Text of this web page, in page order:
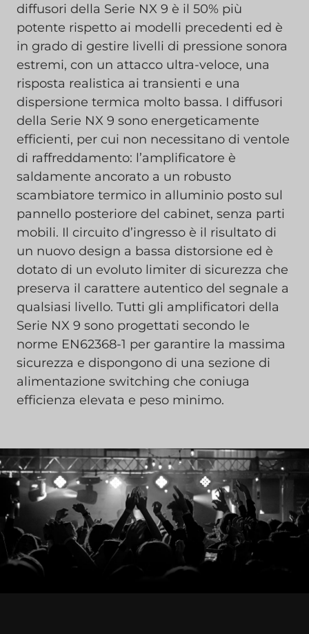
diffusori della Serie NX 9 è il 50% più
potente rispetto ai modelli precedenti ed è
in grado di gestire livelli di pressione sonora
estremi, con un attacco ultra-veloce, una
risposta realistica ai transienti e una
dispersione termica molto bassa. I diffusori
della Serie NX 9 sono energeticamente
efficienti, per cui non necessitano di ventole
di raffreddamento: l’amplificatore è
saldamente ancorato a un robusto
scambiatore termico in alluminio posto sul
pannello posteriore del cabinet, senza parti
mobili. Il circuito d’ingresso è il risultato di
un nuovo design a bassa distorsione ed è
dotato di un evoluto limiter di sicurezza che
preserva il carattere autentico del segnale a
qualsiasi livello. Tutti gli amplificatori della
Serie NX 9 sono progettati secondo le
norme EN62368-1 per garantire la massima
sicurezza e dispongono di una sezione di
alimentazione switching che coniuga
efficienza elevata e peso minimo.